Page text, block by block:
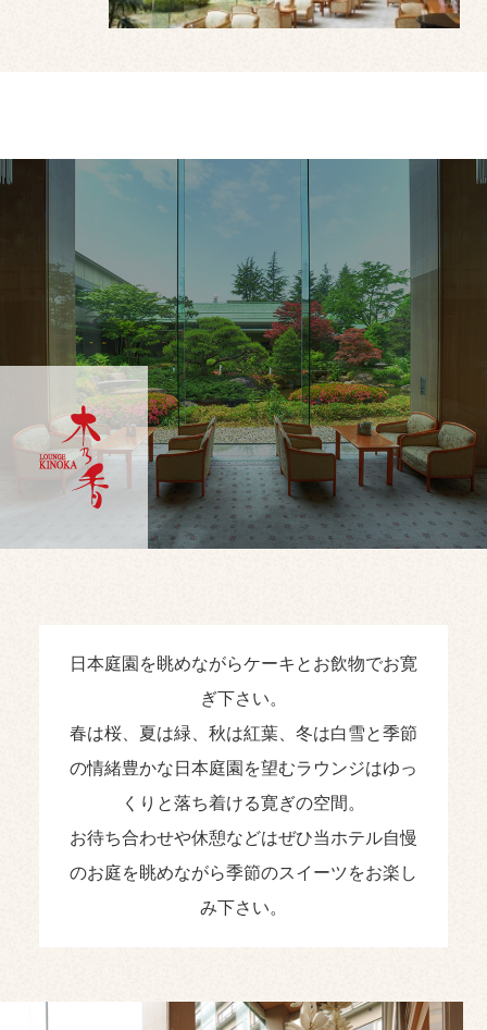
日本庭園を眺めながらケーキとお飲物でお寛
ぎ下さい。
春は桜、夏は緑、秋は紅葉、冬は白雪と季節
の情緒豊かな日本庭園を望むラウンジはゆっ
くりと落ち着ける寛ぎの空間。
お待ち合わせや休憩などはぜひ当ホテル自慢
のお庭を眺めながら季節のスイーツをお楽し
み下さい。